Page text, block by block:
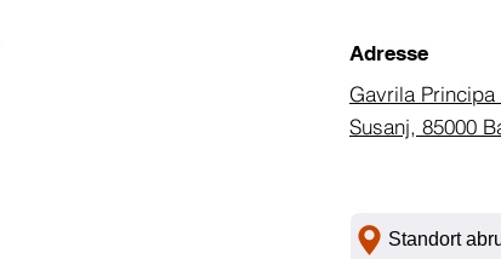
Adresse
Gavrila Principa
Susanj, 85000
Standort